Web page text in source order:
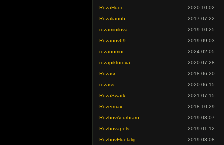
RozaHuoi
2020-10-02
Rozalianuh
2017-07-22
rozaminilova
2019-10-25
Rozanov69
2019-09-03
rozanumor
2024-02-05
rozapiktorova
2020-07-28
Rozasr
2018-06-20
rozass
2020-06-15
RozaSwark
2021-07-15
Rozermax
2018-10-29
RozhovAcurbraro
2019-03-07
Rozhovapels
2019-01-12
RozhovFluelalig
2019-03-08